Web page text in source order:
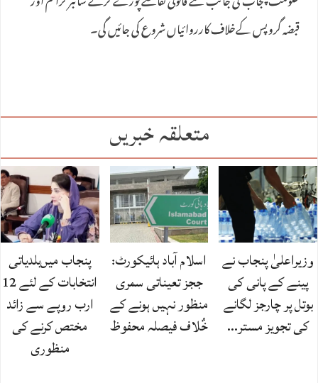
قبضہ گروپس کےخلاف کارروائیاں شروع کی جائیں گی۔
متعلقہ خبریں
وزیراعلیٰ پنجاب نے
پینے کے پانی کی
بوتل پر چارجز لگانے
کی تجویز مستر…
اسلام آباد ہائیکورٹ:
ججز تعیناتی سمری
منظور نہیں‌ ہونے کے
خٌلاف فیصلہ محفوظ
پنجاب میں‌بلدیاتی
انتخابات کے لئے 12
ارب روپے سے زائد
مختص کرنے کی
منظوری